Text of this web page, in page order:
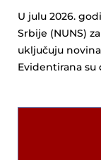
U julu 2026.
Srbije (NUNS)
uključuju
Evidentirana su